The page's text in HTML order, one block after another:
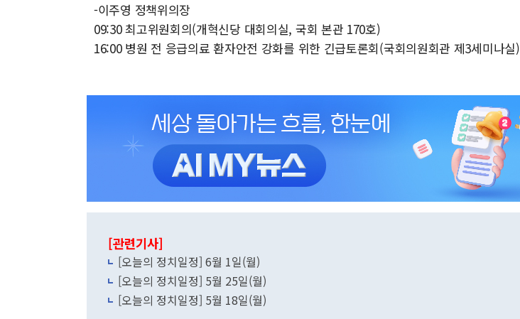
-이주영 정책위의장
09:30 최고위원회의(개혁신당 대회의실, 국회 본관 170호)
16:00 병원 전 응급의료 환자안전 강화를 위한 긴급토론회(국회의원회관 제3세미나실)
[관련기사]
[오늘의 정치일정] 6월 1일(월)
[오늘의 정치일정] 5월 25일(월)
[오늘의 정치일정] 5월 18일(월)